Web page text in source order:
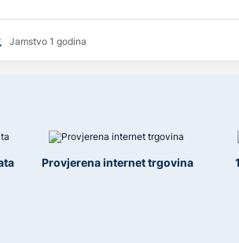
Jamstvo 1 godina
Provjerena internet trgovina